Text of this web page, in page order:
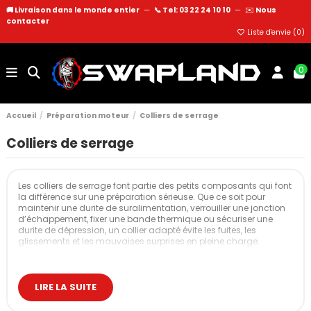
🚚 Livraison dans le monde entier — 📞 Tel: 03 22 24 10 10 — ✉️ Nous
contacter
Liste d'envie (0)
0
Accueil Préparation moteur Colliers de serrage
Colliers de serrage
Les colliers de serrage font partie des petits composants qui font
la différence sur une préparation sérieuse. Que ce soit pour
maintenir une durite de suralimentation, verrouiller une jonction
d’échappement, fixer une bande thermique ou sécuriser une
durite de dépression, un collier adapté évite les fuites, les
glissements et les mauvaises surprises en pleine charge.
colliers V-Band, colliers à visser classiques, fixations spécifiques
et colliers pour bande thermique.
LIRE LA SUITE